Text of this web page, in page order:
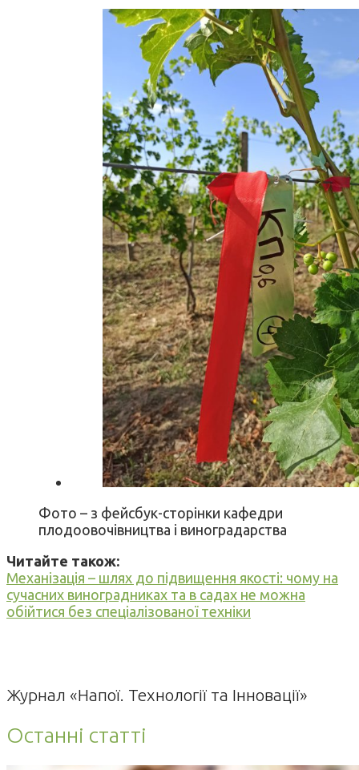
Фото – з фейсбук-сторінки кафедри
плодоовочівництва і виноградарства
Читайте також:
Механізація – шлях до підвищення якості: чому на
сучасних виноградниках та в садах не можна
обійтися без спеціалізованої техніки
Журнал «Напої. Технології та Інновації»
Останні статті